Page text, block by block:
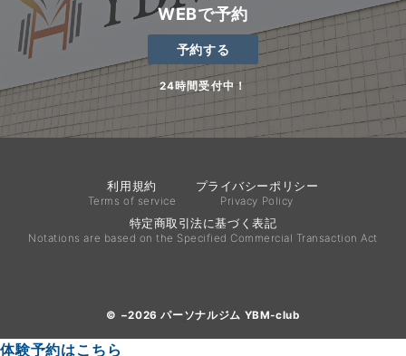
WEBで予約
予約する
24時間受付中！
利用規約
Terms of service
プライバシーポリシー
Privacy Policy
特定商取引法に基づく表記
Notations are based on the Specified Commercial Transaction Act
© −2026パーソナルジム YBM-club
体験予約はこちら